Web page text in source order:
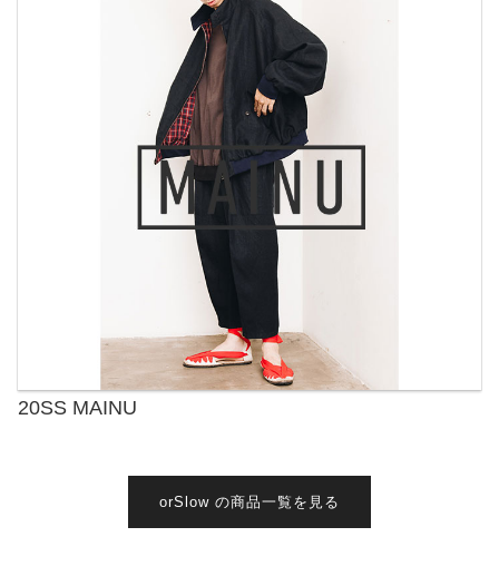
20SS MAINU
orSlow の商品一覧を見る